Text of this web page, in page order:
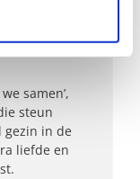
samen’,
steun
gezin in de
liefde en